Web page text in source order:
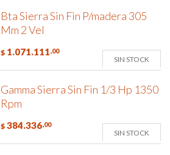
Bta Sierra Sin Fin P/madera 305
Mm 2 Vel
$ 1.071.111,00
SIN STOCK
Gamma Sierra Sin Fin 1/3 Hp 1350
Rpm
$ 384.336,00
SIN STOCK